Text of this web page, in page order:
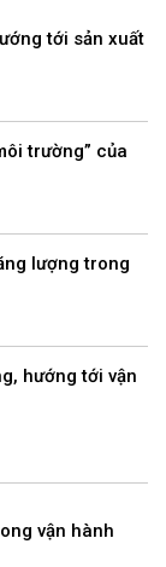
tới sản xuất
trường” của
lượng trong
hướng tới vận
vận hành